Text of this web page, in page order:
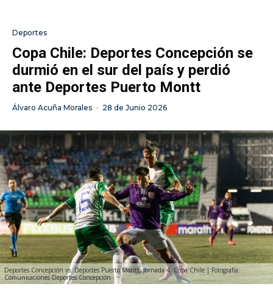
Deportes
Copa Chile: Deportes Concepción se
durmió en el sur del país y perdió
ante Deportes Puerto Montt
Álvaro Acuña Morales · 28 de Junio 2026
Deportes Concepción vs. Deportes Puerto Montt, Jornada 4, Copa Chile | Fotografía:
Comunicaciones Deportes Concepción